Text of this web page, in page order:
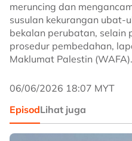
meruncing dan
susulan kekurangan ubat-
bekalan perubatan, selain
prosedur pembedahan,
Maklumat Palestin (WAFA).
06/06/2026 18:07 MYT
EpisodLihat juga